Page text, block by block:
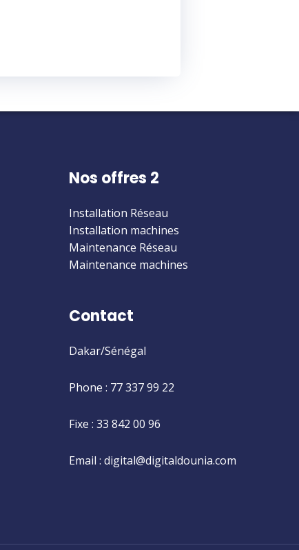
Nos offres 2
Installation Réseau
Installation machines
Maintenance Réseau
Maintenance machines
Contact
Dakar/Sénégal
Phone : 77 337 99 22
Fixe : 33 842 00 96
Email : digital@digitaldounia.com